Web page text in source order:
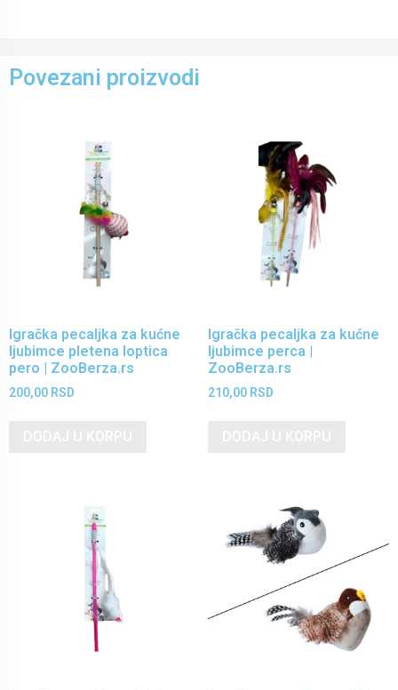
Povezani proizvodi
Igračka pecaljka za kućne
ljubimce pletena loptica
pero | ZooBerza.rs
200,00 RSD
Igračka pecaljka za kućne
ljubimce perca |
ZooBerza.rs
210,00 RSD